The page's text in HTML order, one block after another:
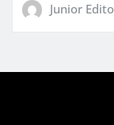
Junior